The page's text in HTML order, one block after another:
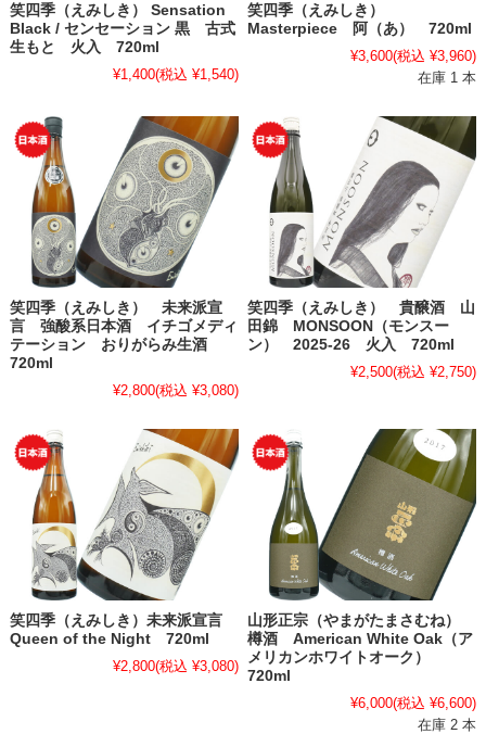
笑四季（えみしき） Sensation
Black / センセーション 黒 古式
生もと 火入 720ml
¥1,400(税込 ¥1,540)
笑四季（えみしき）
Masterpiece 阿（あ） 720ml
¥3,600(税込 ¥3,960)
在庫 1 本
笑四季（えみしき） 未来派宣
言 強酸系日本酒 イチゴメディ
テーション おりがらみ生酒
720ml
¥2,800(税込 ¥3,080)
笑四季（えみしき） 貴醸酒 山
田錦 MONSOON（モンスー
ン） 2025-26 火入 720ml
¥2,500(税込 ¥2,750)
笑四季（えみしき）未来派宣言
Queen of the Night 720ml
¥2,800(税込 ¥3,080)
山形正宗（やまがたまさむね）
樽酒 American White Oak（ア
メリカンホワイトオーク）
720ml
¥6,000(税込 ¥6,600)
在庫 2 本